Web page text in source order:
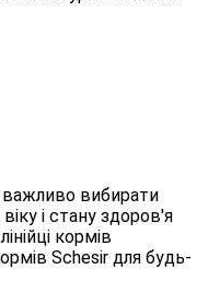
важливо вибирати
і стану здоров'я
кормів
Schesir для будь-